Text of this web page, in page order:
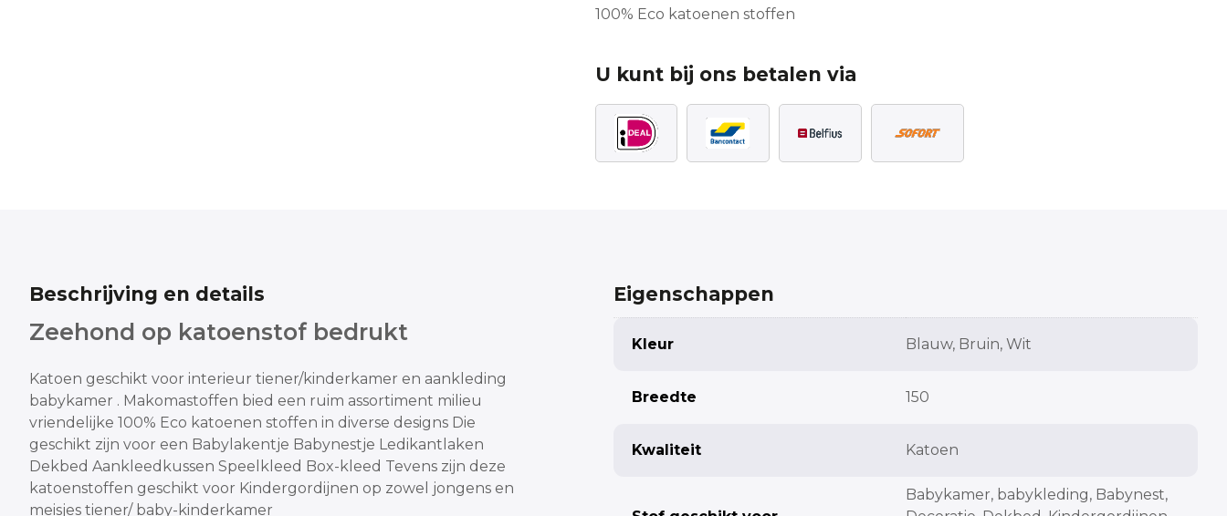
100% Eco katoenen stoffen
U kunt bij ons betalen via
Beschrijving en details
Zeehond op katoenstof bedrukt
Katoen geschikt voor interieur tiener/kinderkamer en aankleding
babykamer . Makomastoffen bied een ruim assortiment milieu
vriendelijke 100% Eco katoenen stoffen in diverse designs Die
geschikt zijn voor een Babylakentje Babynestje Ledikantlaken
Dekbed Aankleedkussen Speelkleed Box-kleed Tevens zijn deze
katoenstoffen geschikt voor Kindergordijnen op zowel jongens en
meisjes tiener/ baby-kinderkamer
Eigenschappen
Kleur Blauw, Bruin, Wit
Breedte 150
Kwaliteit Katoen
Babykamer, babykleding, Babynest,